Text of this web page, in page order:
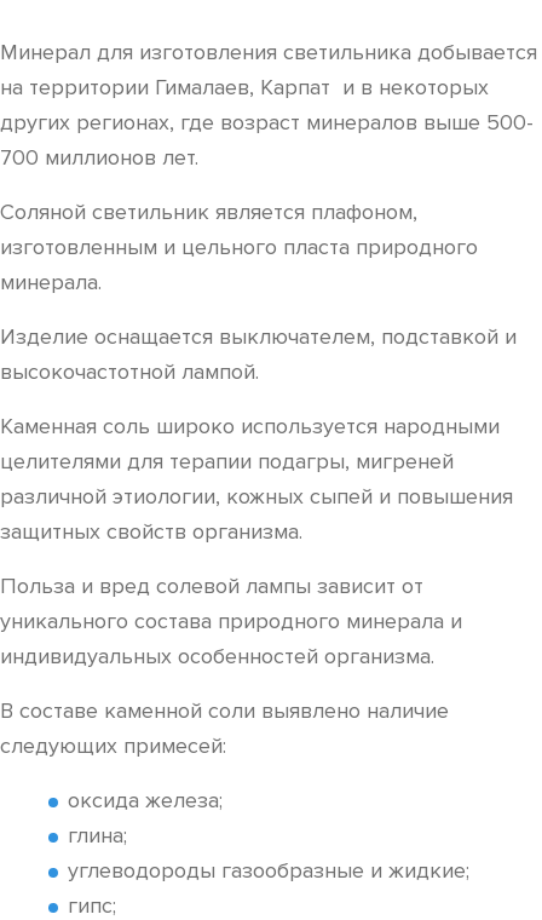
Минерал для изготовления светильника добывается
на территории Гималаев, Карпат и в некоторых
других регионах, где возраст минералов выше 500-
700 миллионов лет.
Соляной светильник является плафоном,
изготовленным и цельного пласта природного
минерала.
Изделие оснащается выключателем, подставкой и
высокочастотной лампой.
Каменная соль широко используется народными
целителями для терапии подагры, мигреней
различной этиологии, кожных сыпей и повышения
защитных свойств организма.
Польза и вред солевой лампы зависит от
уникального состава природного минерала и
индивидуальных особенностей организма.
В составе каменной соли выявлено наличие
следующих примесей:
оксида железа;
глина;
углеводороды газообразные и жидкие;
гипс;